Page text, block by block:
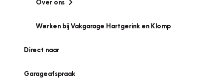
Over ons
Werken bij Vakgarage Hartgerink en Klomp
Direct naar
Garageafspraak